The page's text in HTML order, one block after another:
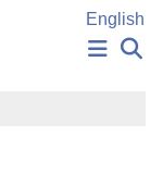
English